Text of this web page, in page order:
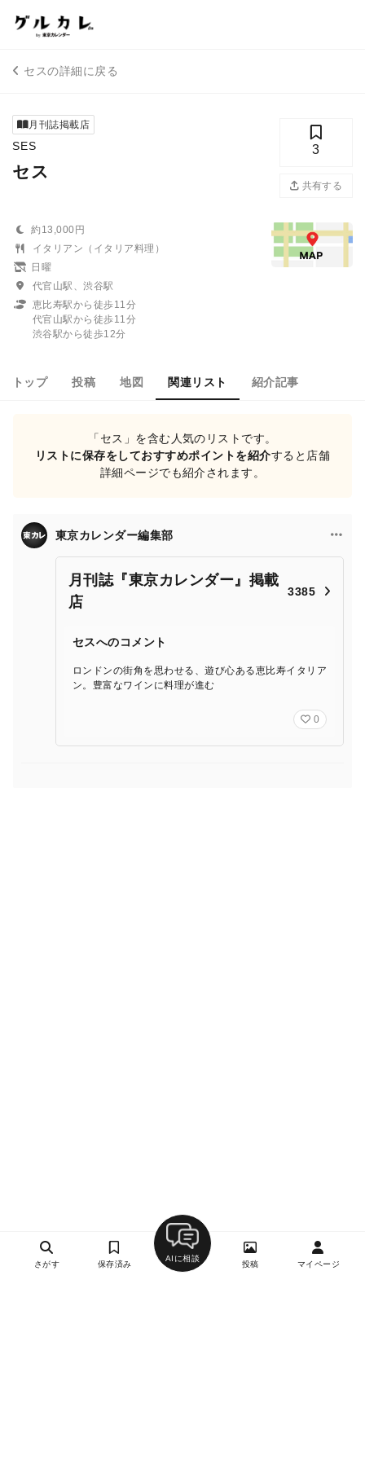
セスの詳細に戻る
月刊誌掲載店
SES
セス
3
共有する
約13,000円
イタリアン（イタリア料理）
日曜
代官山駅、渋谷駅
恵比寿駅から徒歩11分
代官山駅から徒歩11分
渋谷駅から徒歩12分
トップ 投稿 地図 関連リスト 紹介記事
「セス」を含む人気のリストです。
リストに保存をしておすすめポイントを紹介すると店舗
詳細ページでも紹介されます。
東京カレンダー編集部
月刊誌『東京カレンダー』掲載
店
3385
セスへのコメント
ロンドンの街角を思わせる、遊び心ある恵比寿イタリア
ン。豊富なワインに料理が進む
0
さがす 保存済み
AIに相談
投稿 マイページ